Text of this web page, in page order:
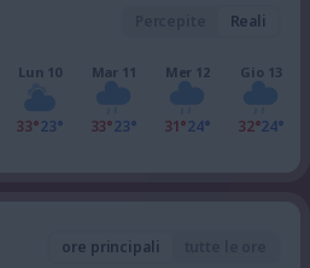
Reali
Lun 10
33°23°
Mar 11
33°23°
Mer 12
31°24°
Gio 13
32°24°
ore principali